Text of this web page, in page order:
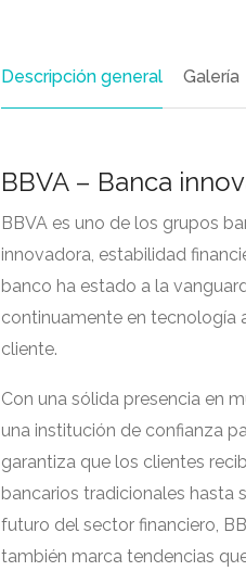
Descripción general Galería
BBVA – Banca
BBVA es uno de los grupos
innovadora, estabilidad
banco ha estado a la
continuamente en tecnología
cliente.
Con una sólida presencia en
una institución de confianza
garantiza que los clientes
bancarios tradicionales hasta
futuro del sector financiero,
también marca tendencias